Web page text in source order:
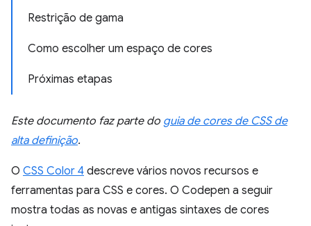
Restrição de gama
Como escolher um espaço de cores
Próximas etapas
Este documento faz parte do guia de cores de CSS de
alta definição.
O CSS Color 4 descreve vários novos recursos e
ferramentas para CSS e cores. O Codepen a seguir
mostra todas as novas e antigas sintaxes de cores